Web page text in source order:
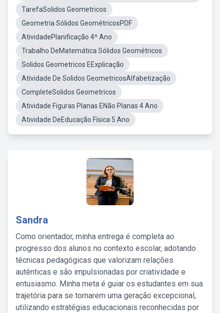
TarefaSolidos Geometricos
Geometria Sólidos GeométricosPDF
AtividadePlanificação 4º Ano
Trabalho DeMatemática Sólidos Geométricos
Solidos Geometricos EExplicação
Atividade De Solidos GeometricosAlfabetização
CompleteSolidos Geometricos
Atividade Figuras Planas ENão Planas 4 Ano
Atividade DeEducação Física 5 Ano
Sandra
Como orientador, minha entrega é completa ao
progresso dos alunos no contexto escolar, adotando
técnicas pedagógicas que valorizam relações
autênticas e são impulsionadas por criatividade e
entusiasmo. Minha meta é guiar os estudantes em sua
trajetória para se tornarem uma geração excepcional,
utilizando estratégias educacionais reconhecidas por